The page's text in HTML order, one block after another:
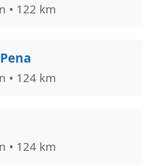
• 122 km
• 124 km
• 124 km